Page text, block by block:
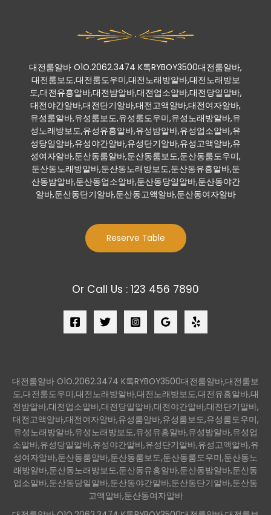
대전룸알바 O1O.2062.3474 K톡RYBOY3500대전룸알바,
대전룸보도,대전룸도우미,대전노래방알바,대전노래방보
도,대전유흥알바,대전밤알바,대전업소알바,대전당일알바,
대전야간알바,대전단기알바,대전고액알바,대전여자알바,
유성룸알바,유성룸보도,유성룸도우미,유성노래방알바,유
성노래방보도,유성유흥알바,유성밤알바,유성업소알바,유
성당일알바,유성야간알바,유성단기알바,유성고액알바,유
성여자알바,둔산동룸알바,둔산동룸보도,둔산동룸도우미,
둔산동노래방알바,둔산동노래방보도,둔산동유흥알바,둔
산동밤알바,둔산동업소알바,둔산동당일알바,둔산동야간
알바,둔산동단기알바,둔산동고액알바,둔산동여자알바
Reserve Table
Or Call Us : 123 456 7890
대전룸알바 O1O.2062.3474 K톡RYBOY3500대전룸알바,대전룸보
도,대전룸도우미,대전노래방알바,대전노래방보도,대전유흥알바,대
전밤알바,대전업소알바,대전당일알바,대전야간알바,대전단기알바,
대전고액알바,대전여자알바,유성룸알바,유성룸보도,유성룸도우미,
유성노래방알바,유성노래방보도,유성유흥알바,유성밤알바,유성업
소알바,유성당일알바,유성야간알바,유성단기알바,유성고액알바,유
성여자알바,둔산동룸알바,둔산동룸보도,둔산동룸도우미,둔산동노
래방알바,둔산동노래방보도,둔산동유흥알바,둔산동밤알바,둔산동
업소알바,둔산동당일알바,둔산동야간알바,둔산동단기알바,둔산동
고액알바,둔산동여자알바